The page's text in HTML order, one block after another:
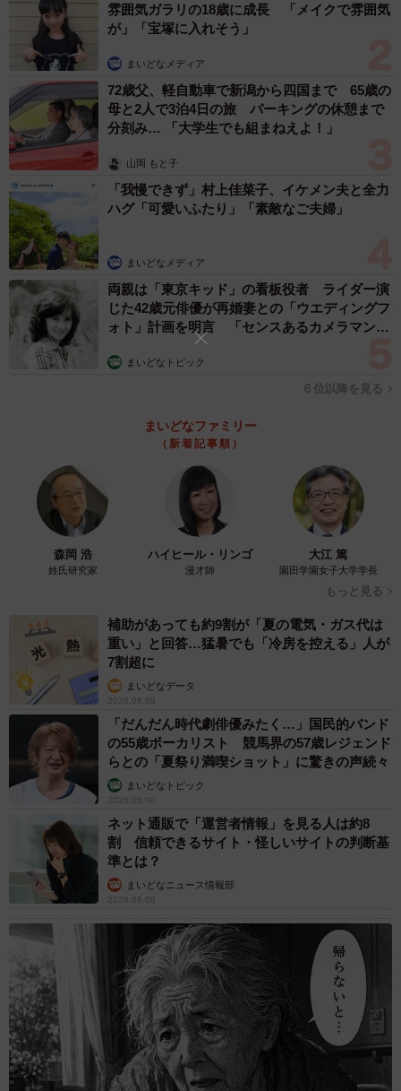
雰囲気ガラリの18歳に成長 「メイクで雰囲気
が」「宝塚に入れそう」
まいどなメディア
72歳父、軽自動車で新潟から四国まで 65歳の
母と2人で3泊4日の旅 パーキングの休憩まで
分刻み… 「大学生でも組まねえよ！」
山岡 もと子
「我慢できず」村上佳菜子、イケメン夫と全力
ハグ「可愛いふたり」「素敵なご夫婦」
まいどなメディア
両親は「東京キッド」の看板役者 ライダー演
じた42歳元俳優が再婚妻との「ウエディングフ
ォト」計画を明言 「センスあるカメラマン求
まいどなトピック
６位以降を見る
まいどなファミリー
（新着記事順）
森岡 浩
姓氏研究家
ハイヒール・リンゴ
漫才師
大江 篤
園田学園女子大学学長
もっと見る
補助があっても約9割が「夏の電気・ガス代は
重い」と回答…猛暑でも「冷房を控える」人が
7割超に
まいどなデータ
2026.08.08
「だんだん時代劇俳優みたく…」国民的バンド
の55歳ボーカリスト 競馬界の57歳レジェンド
らとの「夏祭り満喫ショット」に驚きの声続々
まいどなトピック
2026.08.08
ネット通販で「運営者情報」を見る人は約8
割 信頼できるサイト・怪しいサイトの判断基
準とは？
まいどなニュース情報部
2026.08.08